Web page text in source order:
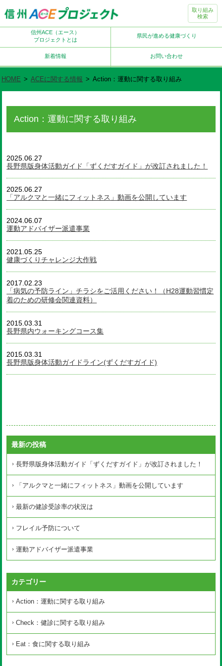
取り組み
検索
信州ACE（エース）
プロジェクトとは
県民が進める健康づくり
新着情報 お問い合わせ
HOME > ACEに関する情報 > Action：運動に関する取り組み
Action：運動に関する取り組み
2025.06.27
長野県版身体活動ガイド「ずくだすガイド」が改訂されました！
2025.06.27
「アルクマと一緒にフィットネス」動画を公開しています
2024.06.07
運動アドバイザー派遣事業
2021.05.25
健康づくりチャレンジ大作戦
2017.02.23
「病気の予防ライン」チラシをご活用ください！（H28運動習慣定
着のための研修会関連資料）
2015.03.31
長野県内ウォーキングコース集
2015.03.31
長野県版身体活動ガイドライン(ずくだすガイド)
最新の投稿
長野県版身体活動ガイド「ずくだすガイド」が改訂されました！
「アルクマと一緒にフィットネス」動画を公開しています
最新の健診受診率の状況は
フレイル予防について
運動アドバイザー派遣事業
カテゴリー
Action：運動に関する取り組み
Check：健診に関する取り組み
Eat：食に関する取り組み